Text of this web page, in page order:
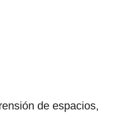
de espacios,